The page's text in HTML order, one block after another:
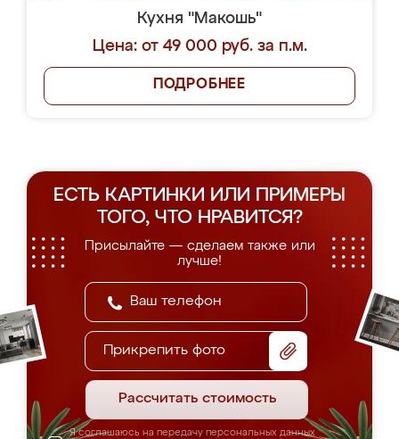
Кухня "Макошь"
Цена: от 49 000 руб. за п.м.
ПОДРОБНЕЕ
ЕСТЬ КАРТИНКИ ИЛИ ПРИМЕРЫ
ТОГО, ЧТО НРАВИТСЯ?
Присылайте — сделаем также или
лучше!
Прикрепить фото
Рассчитать стоимость
Я соглашаюсь на передачу персональных данных